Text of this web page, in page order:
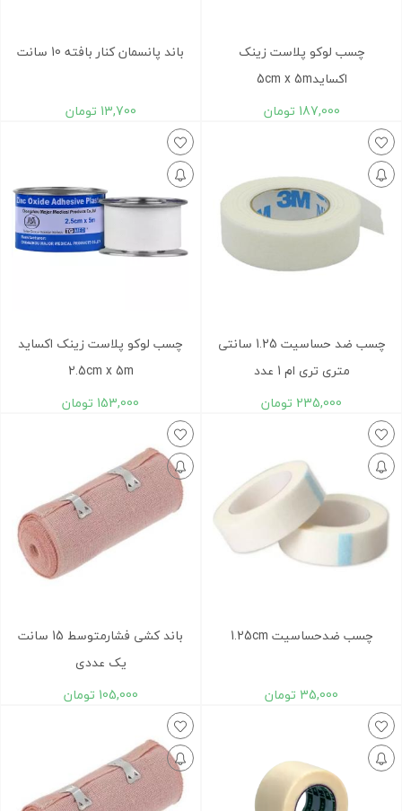
چسب لوکو پلاست زینک
اکساید5cm x 5m
187,000 تومان
باند پانسمان کنار بافته 10 سانت
13,700 تومان
چسب ضد حساسیت 1.25 سانتی
متری تری ام 1 عدد
235,000 تومان
چسب لوکو پلاست زینک اکساید
2.5cm x 5m
153,000 تومان
چسب ضدحساسیت 1.25cm
35,000 تومان
باند کشی فشارمتوسط 15 سانت
یک عددی
105,000 تومان